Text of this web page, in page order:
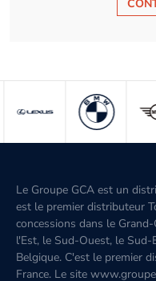
Le Groupe GCA est un
est le premier distributeur
concessions dans le
l'Est, le Sud-Ouest, le Sud-
Belgique. C'est le premier
France. Le site